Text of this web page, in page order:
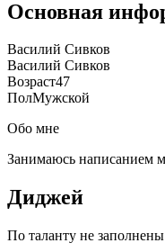
Основная
Василий Сивков
Василий Сивков
Возраст47
ПолМужской
Обо мне
Занимаюсь написанием
Диджей
По таланту не